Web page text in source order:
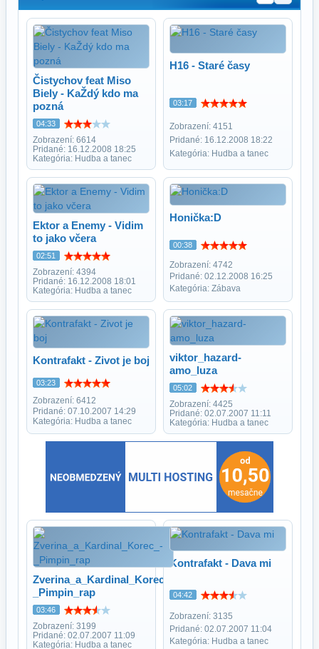
Čistychov feat Miso
Biely - KaŽdý kdo ma
pozná
04:33
Zobrazení: 6614
Pridané: 16.12.2008 18:25
Kategória: Hudba a tanec
H16 - Staré časy
03:17
Zobrazení: 4151
Pridané: 16.12.2008 18:22
Kategória: Hudba a tanec
Ektor a Enemy - Vidim
to jako včera
02:51
Zobrazení: 4394
Pridané: 16.12.2008 18:01
Kategória: Hudba a tanec
Honička:D
00:38
Zobrazení: 4742
Pridané: 02.12.2008 16:25
Kategória: Zábava
Kontrafakt - Zivot je boj
03:23
Zobrazení: 6412
Pridané: 07.10.2007 14:29
Kategória: Hudba a tanec
viktor_hazard-
amo_luza
05:02
Zobrazení: 4425
Pridané: 02.07.2007 11:11
Kategória: Hudba a tanec
Zverina_a_Kardinal_Korec_-
_Pimpin_rap
03:46
Zobrazení: 3199
Pridané: 02.07.2007 11:09
Kategória: Hudba a tanec
Kontrafakt - Dava mi
04:42
Zobrazení: 3135
Pridané: 02.07.2007 11:04
Kategória: Hudba a tanec